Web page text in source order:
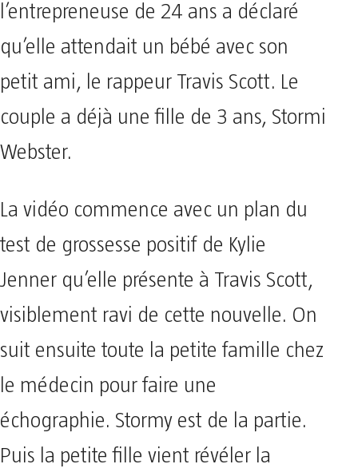
l’entrepreneuse de 24 ans a déclaré
qu’elle attendait un bébé avec son
petit ami, le rappeur Travis Scott. Le
couple a déjà une fille de 3 ans, Stormi
Webster.
La vidéo commence avec un plan du
test de grossesse positif de Kylie
Jenner qu’elle présente à Travis Scott,
visiblement ravi de cette nouvelle. On
suit ensuite toute la petite famille chez
le médecin pour faire une
échographie. Stormy est de la partie.
Puis la petite fille vient révéler la